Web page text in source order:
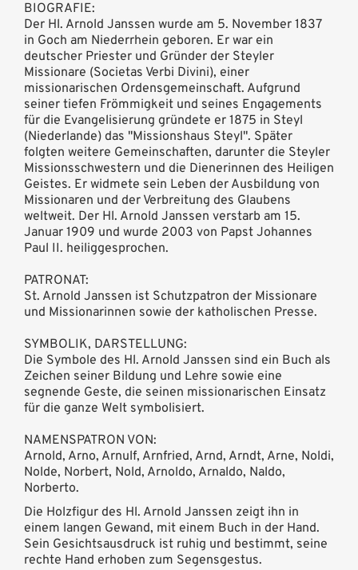
BIOGRAFIE:
Der Hl. Arnold Janssen wurde am 5. November 1837
in Goch am Niederrhein geboren. Er war ein
deutscher Priester und Gründer der Steyler
Missionare (Societas Verbi Divini), einer
missionarischen Ordensgemeinschaft. Aufgrund
seiner tiefen Frömmigkeit und seines Engagements
für die Evangelisierung gründete er 1875 in Steyl
(Niederlande) das "Missionshaus Steyl". Später
folgten weitere Gemeinschaften, darunter die Steyler
Missionsschwestern und die Dienerinnen des Heiligen
Geistes. Er widmete sein Leben der Ausbildung von
Missionaren und der Verbreitung des Glaubens
weltweit. Der Hl. Arnold Janssen verstarb am 15.
Januar 1909 und wurde 2003 von Papst Johannes
Paul II. heiliggesprochen.
PATRONAT:
St. Arnold Janssen ist Schutzpatron der Missionare
und Missionarinnen sowie der katholischen Presse.
SYMBOLIK, DARSTELLUNG:
Die Symbole des Hl. Arnold Janssen sind ein Buch als
Zeichen seiner Bildung und Lehre sowie eine
segnende Geste, die seinen missionarischen Einsatz
für die ganze Welt symbolisiert.
NAMENSPATRON VON:
Arnold, Arno, Arnulf, Arnfried, Arnd, Arndt, Arne, Noldi,
Nolde, Norbert, Nold, Arnoldo, Arnaldo, Naldo,
Norberto.
Die Holzfigur des Hl. Arnold Janssen zeigt ihn in
einem langen Gewand, mit einem Buch in der Hand.
Sein Gesichtsausdruck ist ruhig und bestimmt, seine
rechte Hand erhoben zum Segensgestus.